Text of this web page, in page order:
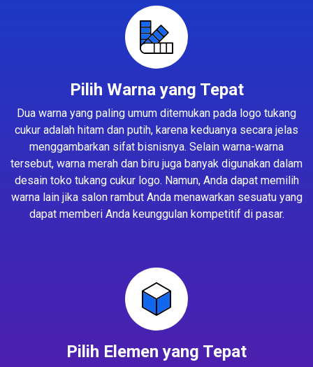
Pilih Warna yang Tepat
Dua warna yang paling umum ditemukan pada logo tukang
cukur adalah hitam dan putih, karena keduanya secara jelas
menggambarkan sifat bisnisnya. Selain warna-warna
tersebut, warna merah dan biru juga banyak digunakan dalam
desain toko tukang cukur logo. Namun, Anda dapat memilih
warna lain jika salon rambut Anda menawarkan sesuatu yang
dapat memberi Anda keunggulan kompetitif di pasar.
Pilih Elemen yang Tepat